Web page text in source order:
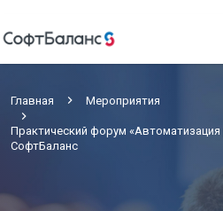
Главная Мероприятия
Практический форум «Автоматизация
СофтБаланс